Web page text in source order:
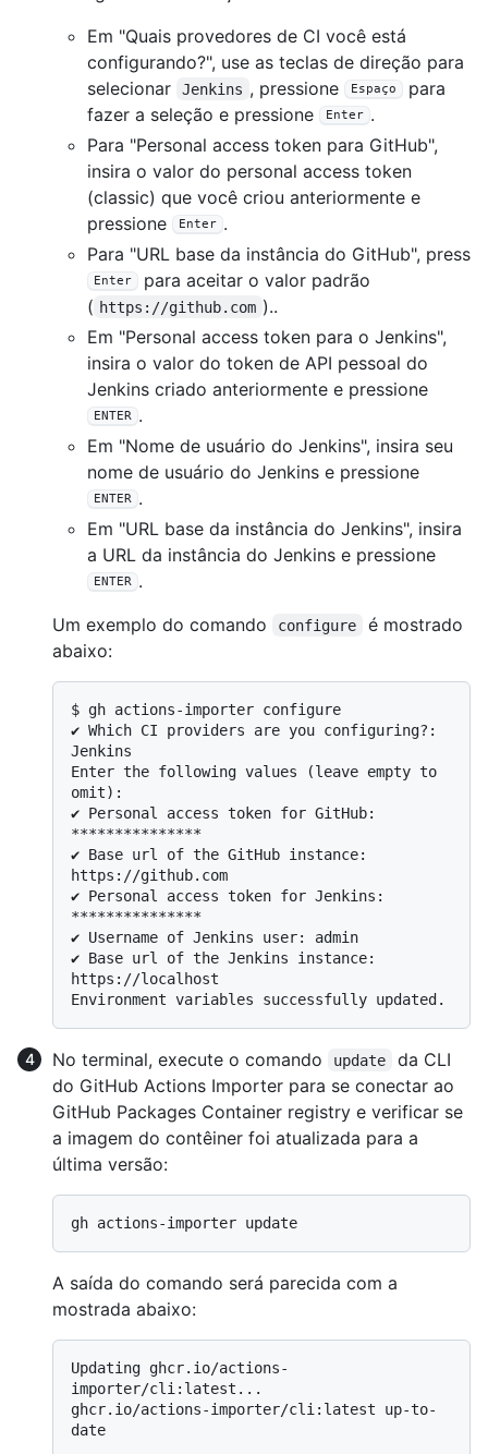
Em "Quais provedores de CI você está
configurando?", use as teclas de direção para
selecionar
Jenkins , pressione Espaço
para
fazer a seleção e pressione
Enter .
Para "Personal access token para GitHub",
insira o valor do personal access token
(classic) que você criou anteriormente e
pressione
Enter .
Para "URL base da instância do GitHub", press
Enter
para aceitar o valor padrão
( https://github.com )..
Em "Personal access token para o Jenkins",
insira o valor do token de API pessoal do
Jenkins criado anteriormente e pressione
ENTER .
Em "Nome de usuário do Jenkins", insira seu
nome de usuário do Jenkins e pressione
ENTER .
Em "URL base da instância do Jenkins", insira
a URL da instância do Jenkins e pressione
ENTER .
Um exemplo do comando
configure
é mostrado
abaixo:
$ gh actions-importer configure
✔ Which CI providers are you configuring?:
Jenkins
Enter the following values (leave empty to
omit):
✔ Personal access token for GitHub:
***************
✔ Base url of the GitHub instance:
https://github.com
✔ Personal access token for Jenkins:
***************
✔ Username of Jenkins user: admin
✔ Base url of the Jenkins instance:
https://localhost
No terminal, execute o comando update
da CLI
do GitHub Actions Importer para se conectar ao
GitHub Packages Container registry e verificar se
a imagem do contêiner foi atualizada para a
última versão:
A saída do comando será parecida com a
mostrada abaixo:
Updating ghcr.io/actions-
importer/cli:latest...
ghcr.io/actions-importer/cli:latest up-to-